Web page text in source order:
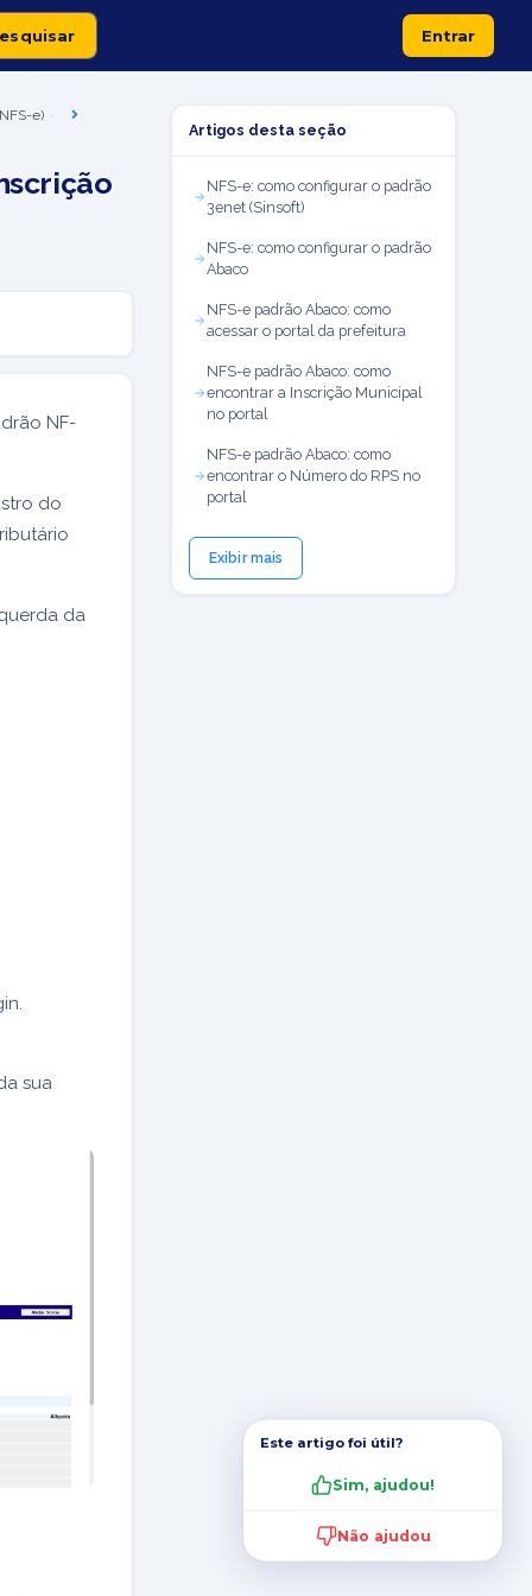
Entrar
e)
NF-
do
da
sua
Artigos desta seção
NFS-e: como configurar o padrão
3enet (Sinsoft)
NFS-e: como configurar o padrão
Abaco
NFS-e padrão Abaco: como
acessar o portal da prefeitura
NFS-e padrão Abaco: como
encontrar a Inscrição Municipal
no portal
NFS-e padrão Abaco: como
encontrar o Número do RPS no
portal
Exibir mais
Este artigo foi útil?
Sim, ajudou!
Não ajudou